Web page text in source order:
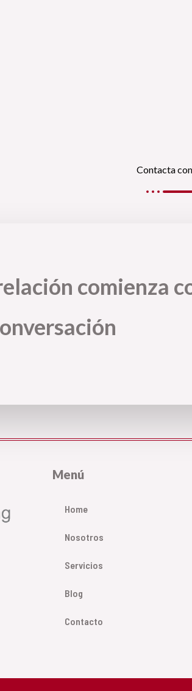
Contacta
comienza
Menú
Home
Nosotros
Servicios
Blog
Contacto